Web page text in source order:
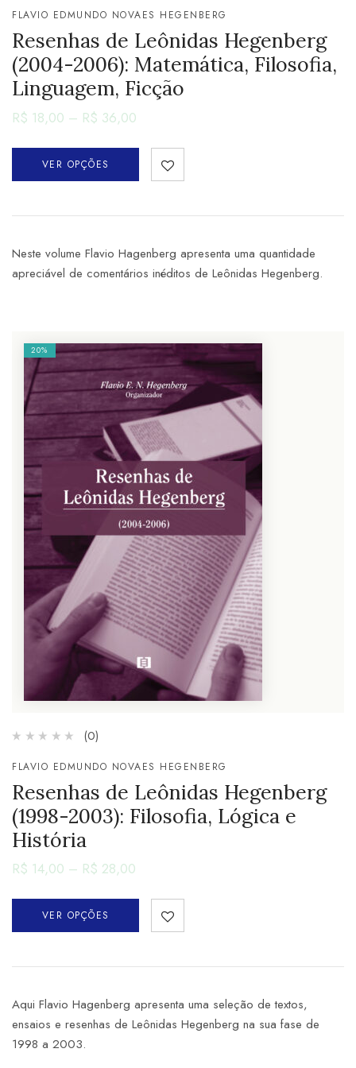
FLAVIO EDMUNDO NOVAES HEGENBERG
Resenhas de Leônidas Hegenberg
(2004-2006): Matemática, Filosofia,
Linguagem, Ficção
R$ 18,00 – R$ 36,00
VER OPÇÕES
Neste volume Flavio Hagenberg apresenta uma quantidade
apreciável de comentários inéditos de Leônidas Hegenberg.
20%
(0)
FLAVIO EDMUNDO NOVAES HEGENBERG
Resenhas de Leônidas Hegenberg
(1998-2003): Filosofia, Lógica e
História
R$ 14,00 – R$ 28,00
VER OPÇÕES
Aqui Flavio Hagenberg apresenta uma seleção de textos,
ensaios e resenhas de Leônidas Hegenberg na sua fase de
1998 a 2003.